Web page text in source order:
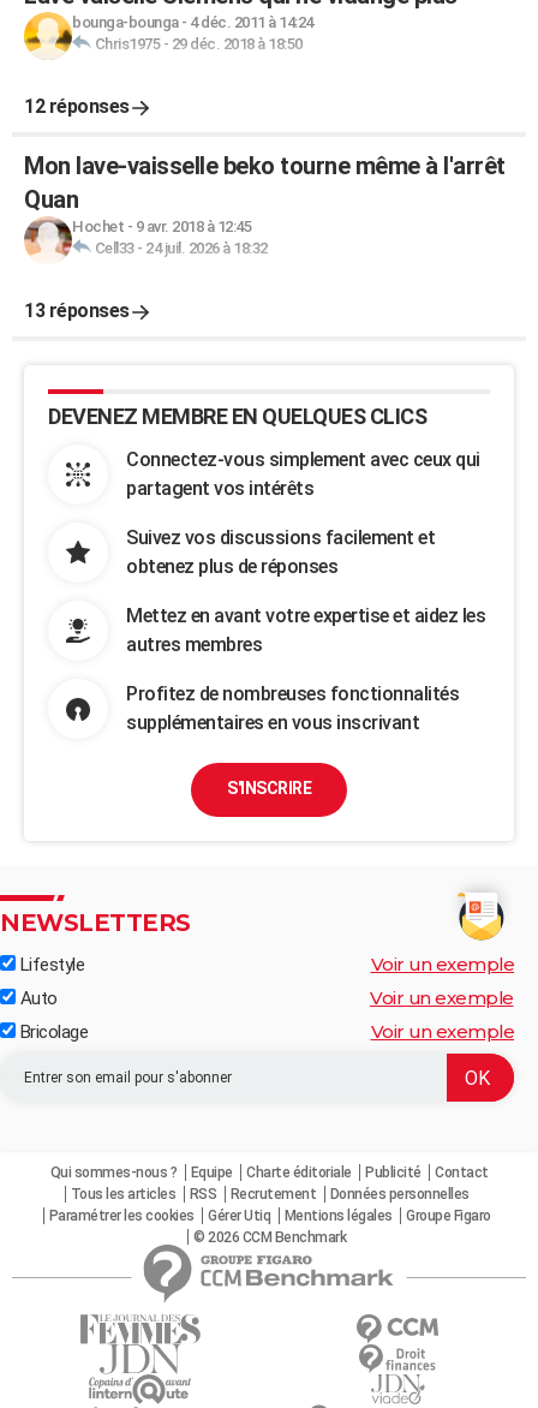
bounga-bounga- 4 déc. 2011 à 14:24
Chris1975- 29 déc. 2018 à 18:50
12 réponses
Mon lave-vaisselle beko tourne même à l'arrêt
Quan
Hochet - 9 avr. 2018 à 12:45
Cell33- 24 juil. 2026 à 18:32
13 réponses
DEVENEZ MEMBRE EN QUELQUES CLICS
Connectez-vous simplement avec ceux qui
partagent vos intérêts
Suivez vos discussions facilement et
obtenez plus de réponses
Mettez en avant votre expertise et aidez les
autres membres
Profitez de nombreuses fonctionnalités
supplémentaires en vous inscrivant
S'INSCRIRE
NEWSLETTERS
Lifestyle Voir un exemple
Auto Voir un exemple
Bricolage Voir un exemple
Qui sommes-nous ? Equipe Charte éditoriale Publicité
Contact
Tous les articles
RSS Recrutement
Données personnelles
Paramétrer les cookies
Gérer Utiq Mentions légales
Groupe Figaro
© 2026 CCM Benchmark